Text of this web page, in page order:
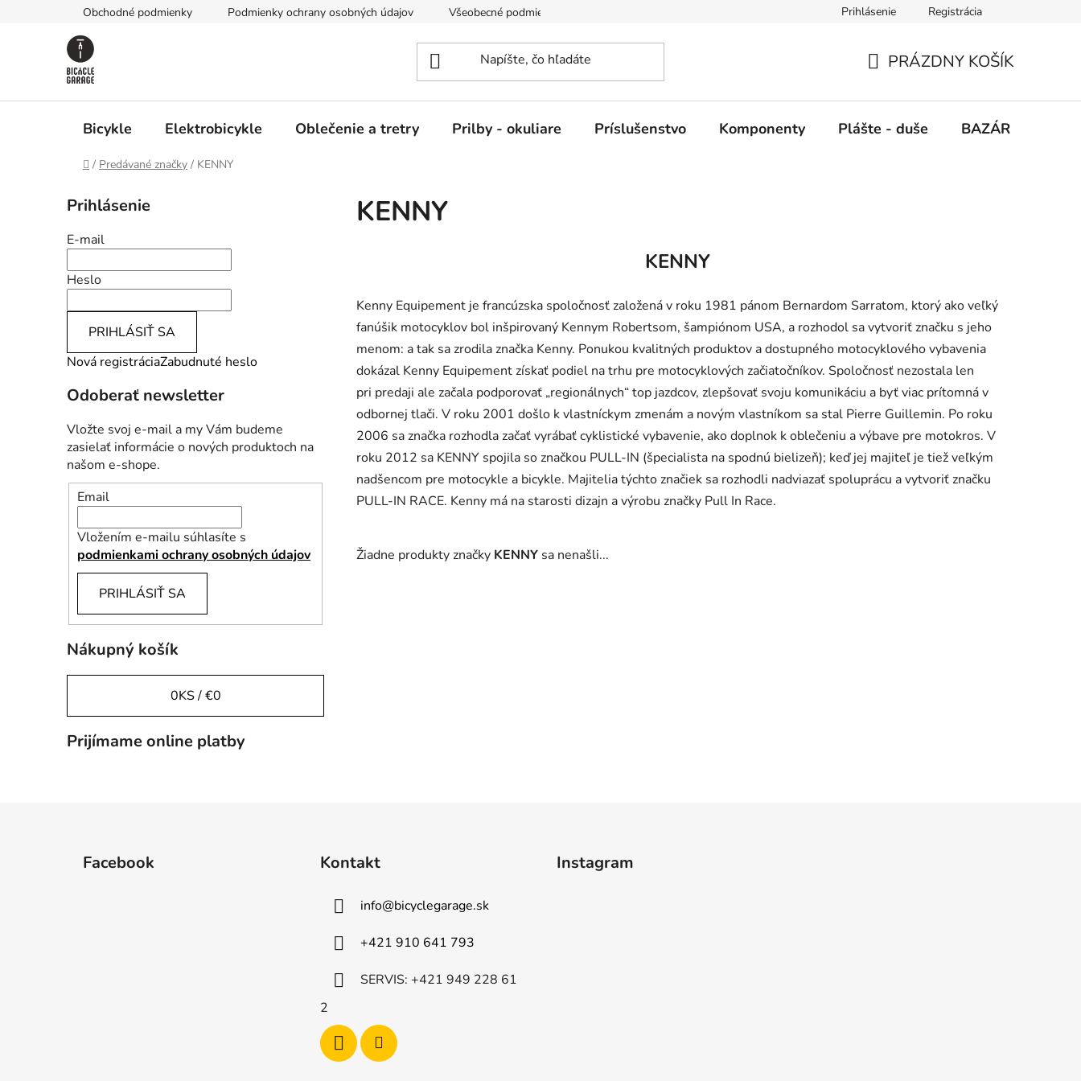
Obchodné podmienky Podmienky ochrany osobných údajov Všeobecné podmienky nájmu Prihlásenie Registrácia
KOŠÍK
PRÁZDNY KOŠÍK
Bicykle Elektrobicykle Oblečenie a tretry Prilby - okuliare Príslušenstvo Komponenty Plášte - duše BAZÁR
Domov
/ Predávané značky / KENNY
o
č
n
ý
p
a
e
Prihlásenie
E-mail
Heslo
PRIHLÁSIŤ SA
Nová registráciaZabudnuté heslo
Odoberať newsletter
Vložte svoj e-mail a my Vám budeme
zasielať informácie o nových produktoch na
našom e-shope.
Email
Vložením e-mailu súhlasíte s
podmienkami ochrany osobných údajov
PRIHLÁSIŤ SA
Nákupný košík
0KS /€0
Prijímame online platby
KENNY
KENNY
Kenny Equipement je francúzska spoločnosť založená v roku 1981 pánom Bernardom Sarratom, ktorý ako veľký
fanúšik motocyklov bol inšpirovaný Kennym Robertsom, šampiónom USA, a rozhodol sa vytvoriť značku s jeho
menom: a tak sazrodilaznačka Kenny. Ponukou kvalitných produktov adostupného motocyklového vybavenia
dokázal Kenny Equipement získať podiel na trhu pre motocyklových začiatočníkov. Spoločnosť nezostala len
pri predaji ale začala podporovať „regionálnych“ top jazdcov, zlepšovať svoju komunikáciu a byť viac prítomná v
odbornej tlači. V roku 2001 došlo k vlastníckym zmenám a novým vlastníkom sa stal Pierre Guillemin. Po roku
2006 saznačka rozhodla začať vyrábať cyklistické vybavenie, akodoplnok koblečeniu a výbave pre motokros. V
roku 2012 sa KENNY spojila soznačkou PULL-IN (špecialista na spodnú bielizeň); keď jej majiteľ je tiež veľkým
nadšencom pre motocykle a bicykle. Majitelia týchto značiek sa rozhodli nadviazať spoluprácu a vytvoriť značku
PULL-IN RACE. Kenny má na starosti dizajn a výrobu značky Pull In Race.
Žiadne produkty značky KENNY sa nenašli...
Facebook Kontakt
info@bicyclegarage.sk
+421 910 641 793
SERVIS: +421 949 228 61
2
Instagram